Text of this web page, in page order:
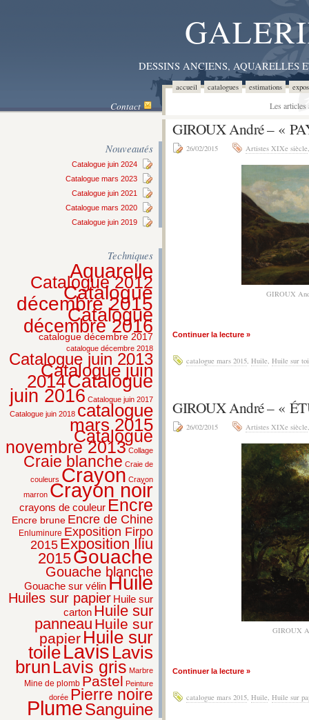
DESSINS ANCIENS,
accueil catalogues estimations
Contact Les
Nouveautés
Catalogue juin 2024
Catalogue mars 2023
Catalogue juin 2021
Catalogue mars 2020
Catalogue juin 2019
Techniques
Aquarelle
Catalogue 2012
Catalogue
décembre 2015
Catalogue
décembre 2016
catalogue décembre 2017
catalogue décembre 2018
Catalogue juin 2013
Catalogue juin
2014Catalogue
juin 2016 Catalogue juin 2017
Catalogue juin 2018 catalogue
mars 2015
Catalogue
novembre 2013 Collage
Craie blanche Craie de
couleurs Crayon Crayon
marron Crayon noir
crayons de couleur Encre
Encre brune Encre de Chine
Enluminure Exposition Firpo
2015 Exposition Iliu
2015Gouache
Gouache blanche
Gouache sur vélinHuile
Huiles sur papier Huile sur
carton Huile sur
panneau Huile sur
papier Huile sur
toileLavis Lavis
brun Lavis gris Marbre
Mine de plomb Pastel Peinture
dorée Pierre noire
PlumeSanguine
GIROUX André – «
26/02/2015 Artistes XIXe siècle
GIROUX
Continuer la lecture »
catalogue mars 2015, Huile, Huile sur
GIROUX André – «
26/02/2015 Artistes XIXe siècle
GIROUX
Continuer la lecture »
catalogue mars 2015, Huile, Huile sur